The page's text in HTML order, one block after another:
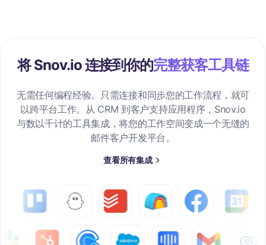
将 Snov.io 连接到你的完整获客工具链
无需任何编程经验。只需连接和同步您的工作流程，就可
以跨平台工作。从 CRM 到客户支持应用程序，Snov.io
与数以千计的工具集成，将您的工作空间变成一个无缝的
邮件客户开发平台。
查看所有集成